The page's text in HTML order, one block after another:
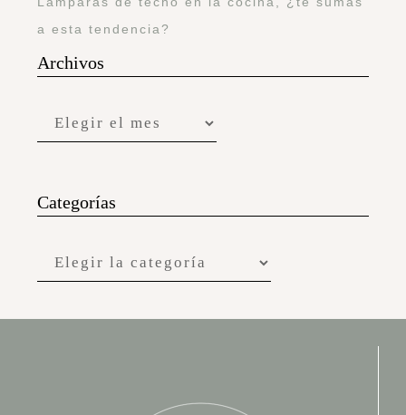
a esta tendencia?
Archivos
Categorías